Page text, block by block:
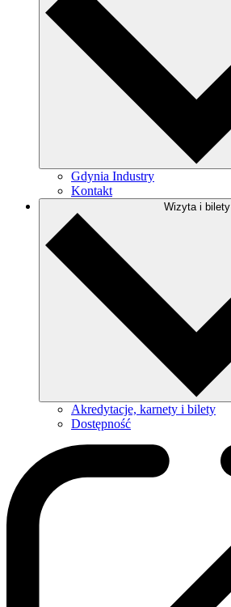
Gdynia Industry
Kontakt
Wizyta i bilety
Akredytacje, karnety i bilety
Dostępność